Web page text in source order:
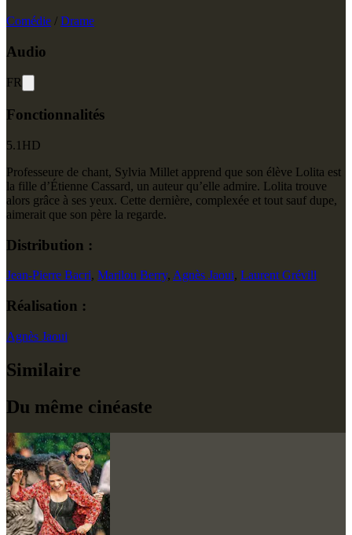
Comédie / Drame
Audio
FR
Fonctionnalités
5.1 HD
Professeure de chant, Sylvia Millet apprend que son élève Lolita est
la fille d’Étienne Cassard, un auteur qu’elle admire. Lolita trouve
alors grâce à ses yeux. Cette dernière, complexée et tout sauf dupe,
aimerait que son père la regarde.
Distribution :
Jean-Pierre Bacri, Marilou Berry, Agnès Jaoui, Laurent Grévill
Réalisation :
Agnès Jaoui
Similaire
Du même cinéaste